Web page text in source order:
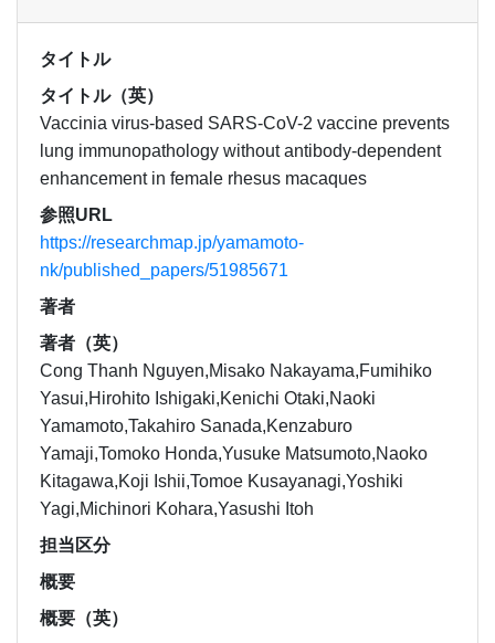
タイトル
タイトル（英）
Vaccinia virus-based SARS-CoV-2 vaccine prevents
lung immunopathology without antibody-dependent
enhancement in female rhesus macaques
参照URL
https://researchmap.jp/yamamoto-
nk/published_papers/51985671
著者
著者（英）
Cong Thanh Nguyen,Misako Nakayama,Fumihiko
Yasui,Hirohito Ishigaki,Kenichi Otaki,Naoki
Yamamoto,Takahiro Sanada,Kenzaburo
Yamaji,Tomoko Honda,Yusuke Matsumoto,Naoko
Kitagawa,Koji Ishii,Tomoe Kusayanagi,Yoshiki
Yagi,Michinori Kohara,Yasushi Itoh
担当区分
概要
概要（英）